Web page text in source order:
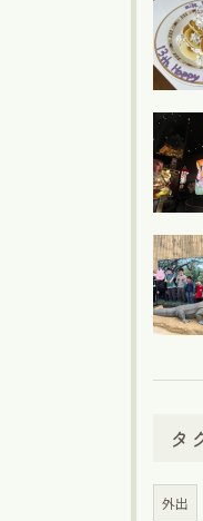
タ
外出